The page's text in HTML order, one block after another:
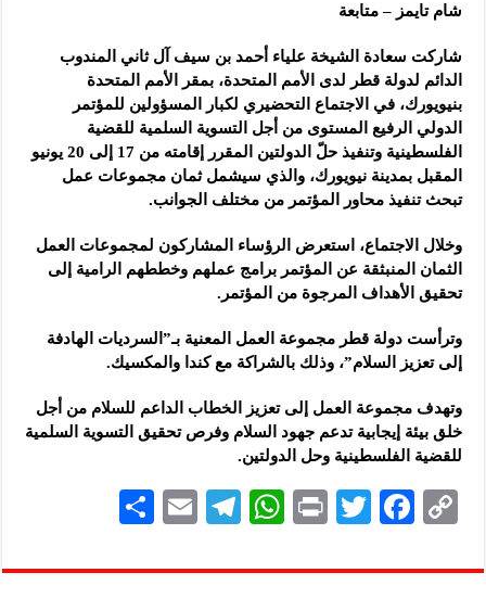
شام تايمز – متابعة
شاركت سعادة الشيخة علياء أحمد بن سيف آل ثاني المندوب
الدائم لدولة قطر لدى الأمم المتحدة، بمقر الأمم المتحدة
بنيويورك، في الاجتماع التحضيري لكبار المسؤولين للمؤتمر
الدولي الرفيع المستوى من أجل التسوية السلمية للقضية
الفلسطينية وتنفيذ حلّ الدولتين المقرر إقامته من 17 إلى 20 يونيو
المقبل بمدينة نيويورك، والذي سيشمل ثمان مجموعات عمل
تبحث تنفيذ محاور المؤتمر من مختلف الجوانب.
وخلال الاجتماع، استعرض الرؤساء المشاركون لمجموعات العمل
الثمان المنبثقة عن المؤتمر برامج عملهم وخططهم الرامية إلى
تحقيق الأهداف المرجوة من المؤتمر.
وترأست دولة قطر مجموعة العمل المعنية بـ”السرديات الهادفة
إلى تعزيز السلام”، وذلك بالشراكة مع كندا والمكسيك.
وتهدف مجموعة العمل إلى تعزيز الخطاب الداعم للسلام من أجل
خلق بيئة إيجابية تدعم جهود السلام وفرص تحقيق التسوية السلمية
للقضية الفلسطينية وحل الدولتين.
C
p
F
eb
T
tt
P
nt
W
at
Te
gr
E
ai
ar